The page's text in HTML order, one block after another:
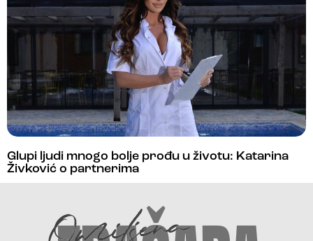
Glupi ljudi mnogo bolje prođu u životu: Katarina
Živković o partnerima